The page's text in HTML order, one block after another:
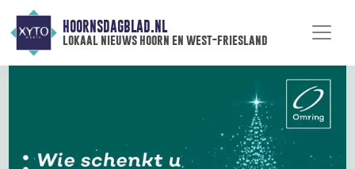
HOORNSDAGBLAD.NL
lokaal nieuws hoorn en west-friesland